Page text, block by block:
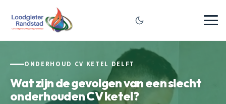
ONDERHOUD CV KETEL DELFT
Wat zijn de gevolgen van een slecht
onderhouden CV ketel?